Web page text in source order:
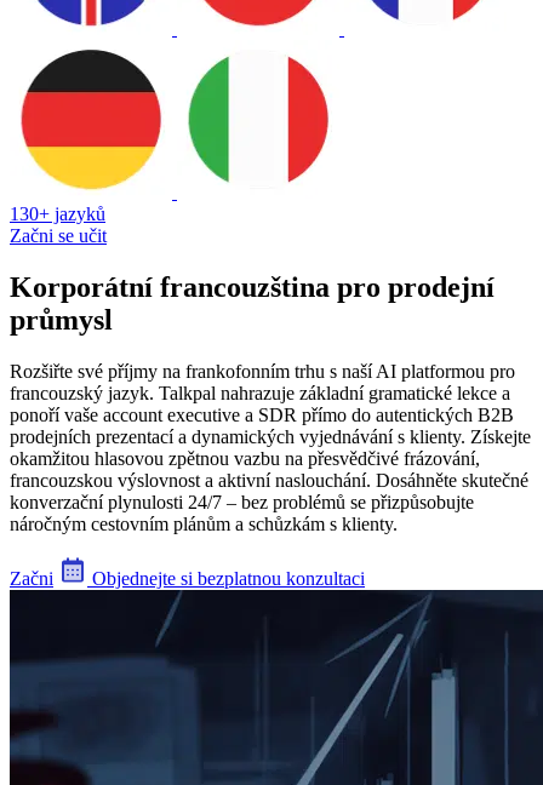
130+ jazyků
Začni se učit
Korporátní francouzština pro prodejní
průmysl
Rozšiřte své příjmy na frankofonním trhu s naší AI platformou pro
francouzský jazyk. Talkpal nahrazuje základní gramatické lekce a
ponoří vaše account executive a SDR přímo do autentických B2B
prodejních prezentací a dynamických vyjednávání s klienty. Získejte
okamžitou hlasovou zpětnou vazbu na přesvědčivé frázování,
francouzskou výslovnost a aktivní naslouchání. Dosáhněte skutečné
konverzační plynulosti 24/7 – bez problémů se přizpůsobujte
náročným cestovním plánům a schůzkám s klienty.
Začni Objednejte si bezplatnou konzultaci